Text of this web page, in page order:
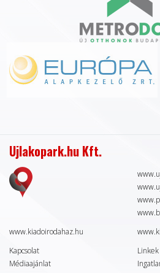
Ujlakopark.hu Kft.
www.kiadoirodahaz.hu
Kapcsolat
Médiaajánlat
Linkek